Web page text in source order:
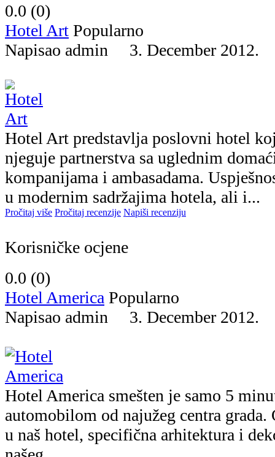
0.0 (0)
Hotel Art Popularno
Napisao admin 3. December
Hotel Art predstavlja poslovni hotel
njeguje partnerstva sa uglednim
kompanijama i ambasadama.
u modernim sadržajima hotela, ali i...
Pročitaj više Pročitaj recenzije Napiši recenziju
Korisničke ocjene
0.0 (0)
Hotel America Popularno
Napisao admin 3. December
Hotel America smešten je samo 5
automobilom od najužeg centra grada.
u naš hotel, specifična arhitektura i